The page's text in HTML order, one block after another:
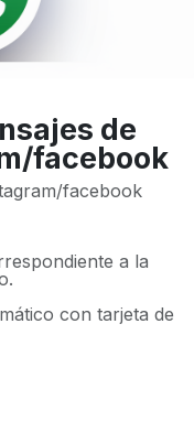
de
facebook
facebook
a la
con tarjeta de